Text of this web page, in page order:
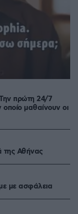
πρώτη 24/7
μαθαίνουν οι
της Αθήνας
με ασφάλεια